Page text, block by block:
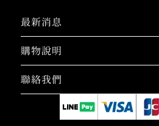
最新消息
購物說明
聯絡我們